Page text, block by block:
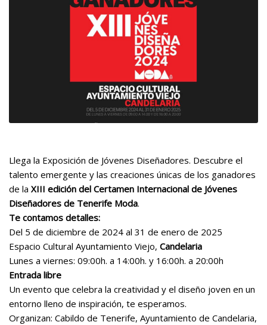
Llega la Exposición de Jóvenes Diseñadores. Descubre el
talento emergente y las creaciones únicas de los ganadores
de la XIII edición del Certamen Internacional de Jóvenes
Diseñadores de Tenerife Moda.
Te contamos detalles:
Del 5 de diciembre de 2024 al 31 de enero de 2025
Espacio Cultural Ayuntamiento Viejo, Candelaria
Lunes a viernes: 09:00h. a 14:00h. y 16:00h. a 20:00h
Entrada libre
Un evento que celebra la creatividad y el diseño joven en un
entorno lleno de inspiración, te esperamos.
Organizan: Cabildo de Tenerife, Ayuntamiento de Candelaria,